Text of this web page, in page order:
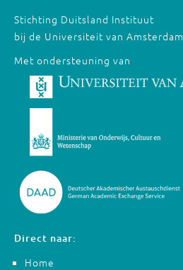
Stichting Duitsland Instituut
bij de Universiteit van Amsterdam
Met ondersteuning van
Direct naar:
Home